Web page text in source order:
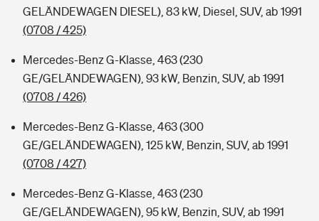
GELÄNDEWAGEN DIESEL), 83 kW, Diesel, SUV, ab 1991
(0708 / 425)
Mercedes-Benz G-Klasse, 463 (230
GE/GELÄNDEWAGEN), 93 kW, Benzin, SUV, ab 1991
(0708 / 426)
Mercedes-Benz G-Klasse, 463 (300
GE/GELÄNDEWAGEN), 125 kW, Benzin, SUV, ab 1991
(0708 / 427)
Mercedes-Benz G-Klasse, 463 (230
GE/GELÄNDEWAGEN), 95 kW, Benzin, SUV, ab 1991